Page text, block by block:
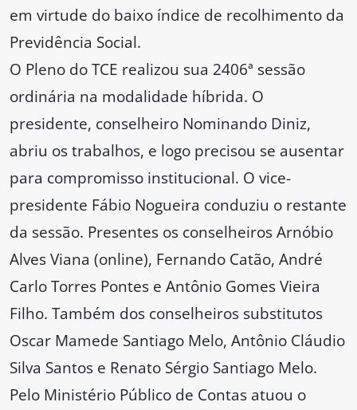
em virtude do baixo índice de recolhimento da
Previdência Social.
O Pleno do TCE realizou sua 2406ª sessão
ordinária na modalidade híbrida. O
presidente, conselheiro Nominando Diniz,
abriu os trabalhos, e logo precisou se ausentar
para compromisso institucional. O vice-
presidente Fábio Nogueira conduziu o restante
da sessão. Presentes os conselheiros Arnóbio
Alves Viana (online), Fernando Catão, André
Carlo Torres Pontes e Antônio Gomes Vieira
Filho. Também dos conselheiros substitutos
Oscar Mamede Santiago Melo, Antônio Cláudio
Silva Santos e Renato Sérgio Santiago Melo.
Pelo Ministério Público de Contas atuou o